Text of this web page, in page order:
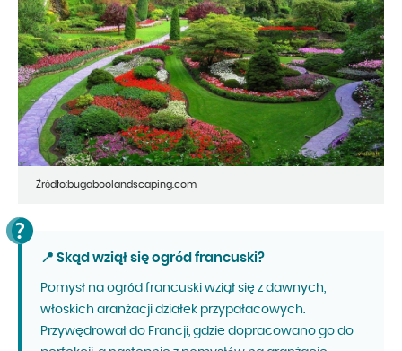
Źródło:bugaboolandscaping.com
📍 Skąd wziął się ogród francuski?
Pomysł na ogród francuski wziął się z dawnych,
włoskich aranżacji działek przypałacowych.
Przywędrował do Francji, gdzie dopracowano go do